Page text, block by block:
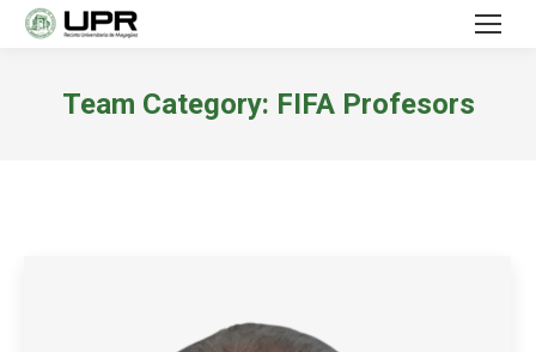
Team Category: FIFA Profesors